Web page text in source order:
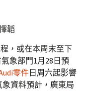
韜
，或在本周末至下
象部門1月28日預
零件日周六起影響
象資料預計，廣東局